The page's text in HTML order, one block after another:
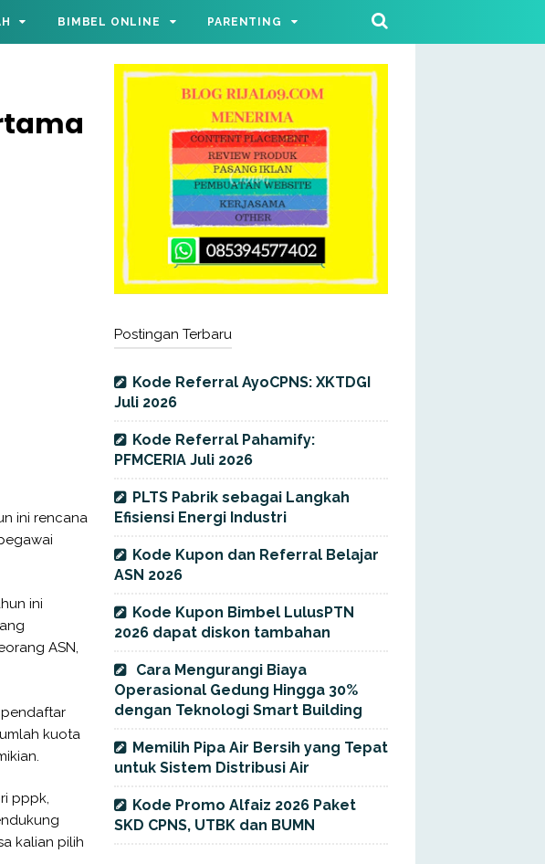
BIMBEL ONLINE PARENTING
ini rencana
ini
ASN,
kuota
pppk,
kalian pilih
Postingan Terbaru
Kode Referral AyoCPNS: XKTDGI
Juli 2026
Kode Referral Pahamify:
PFMCERIA Juli 2026
PLTS Pabrik sebagai Langkah
Efisiensi Energi Industri
Kode Kupon dan Referral Belajar
ASN 2026
Kode Kupon Bimbel LulusPTN
2026 dapat diskon tambahan
Cara Mengurangi Biaya
Operasional Gedung Hingga 30%
dengan Teknologi Smart Building
Memilih Pipa Air Bersih yang Tepat
untuk Sistem Distribusi Air
Kode Promo Alfaiz 2026 Paket
SKD CPNS, UTBK dan BUMN